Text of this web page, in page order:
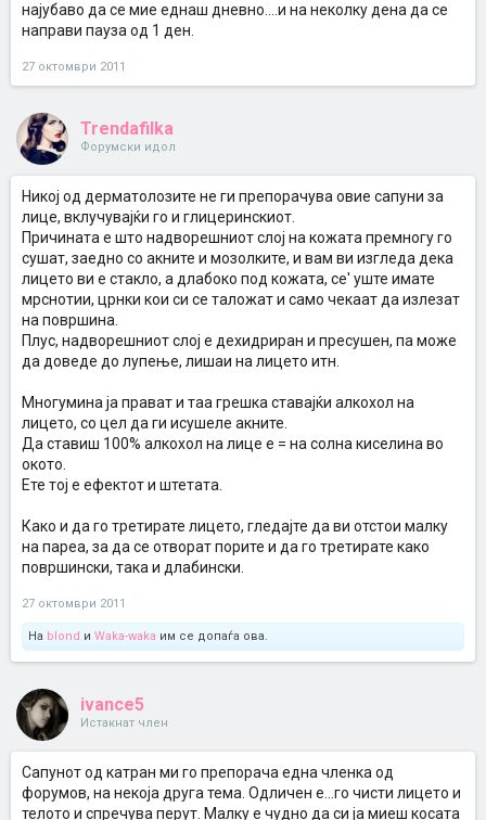
најубаво да се мие еднаш дневно....и на неколку дена да се
направи пауза од 1 ден.
27 октомври 2011
Trendafilka
Форумски идол
Никој од дерматолозите не ги препорачува овие сапуни за
лице, вклучувајќи го и глицеринскиот.
Причината е што надворешниот слој на кожата премногу го
сушат, заедно со акните и мозолките, и вам ви изгледа дека
лицето ви е стакло, а длабоко под кожата, се' уште имате
мрснотии, црнки кои си се таложат и само чекаат да излезат
на површина.
Плус, надворешниот слој е дехидриран и пресушен, па може
да доведе до лупење, лишаи на лицето итн.
Многумина ја прават и таа грешка ставајќи алкохол на
лицето, со цел да ги исушеле акните.
Да ставиш 100% алкохол на лице е = на солна киселина во
окото.
Ете тој е ефектот и штетата.
Како и да го третирате лицето, гледајте да ви отстои малку
на пареа, за да се отворат порите и да го третирате како
површински, така и длабински.
27 октомври 2011
На blond и Waka-waka им се допаѓа ова.
ivance5
Истакнат член
Сапунот од катран ми го препорача една членка од
форумов, на некоја друга тема. Одличен е...го чисти лицето и
телото и спречува перут. Малку е чудно да си ја миеш косата